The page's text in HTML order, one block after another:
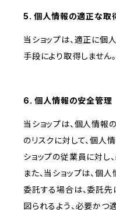
5. 個人情報の適正な取
当ショップは、適正に個
手段により取得しません。
6. 個人情報の安全管理
当ショップは、個人情報
のリスクに対して、個人
ショップの従業員に対し
また、当ショップは、個
委託する場合は、委託
図られるよう、必要かつ